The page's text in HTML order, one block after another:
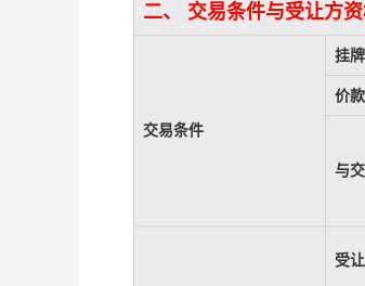
二、 交易条件与受让方
交易条件
挂
价
与
受